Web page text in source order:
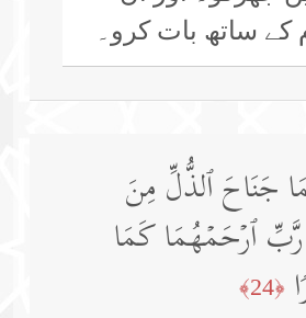
کے ساتھ بات کرو۔
جَنَاحَ ٱلذُّلِّ مِنَ
رَّبِّ ٱرۡحَمۡهُمَا كَمَا
﴿24﴾